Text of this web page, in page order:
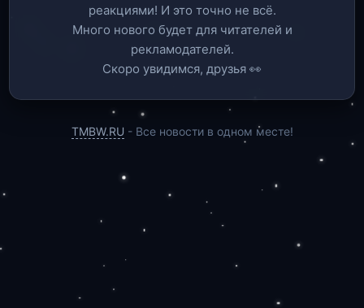
реакциями! И это точно не всё.
Много нового будет для читателей и
рекламодателей.
Скоро увидимся, друзья 👀
TMBW.RU - Все новости в одном месте!